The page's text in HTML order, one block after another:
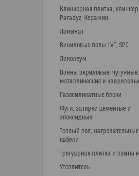
Клинкерная плитка,
Paradyz, Керамин
Ламинат
Виниловые полы LVT, SPC
Линолеум
Ванны акриловые, чугунные,
металлические и
Газосиликатные блоки
Фуги, затирки цементые и
эпоксидные
Теплый пол,
кабели
Тротуарная плитка и плиты
Утеплитель